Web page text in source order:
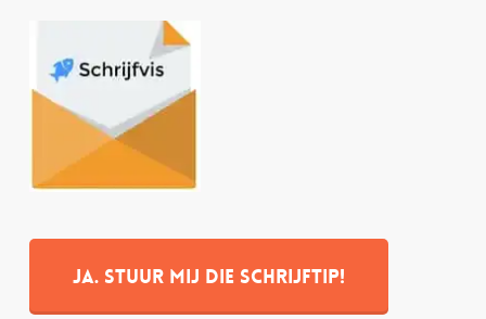
Ja. stuur mij die schrijftip!